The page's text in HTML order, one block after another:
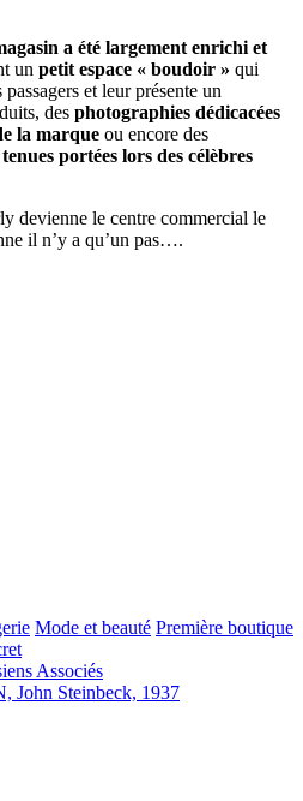
a été largement enrichi et
un petit espace « boudoir » qui
et leur présente un
des photographies dédicacées
la marque ou encore des
portées lors des célèbres
devienne le centre commercial le
il n’y a qu’un pas….
Mode et beauté Première boutique
Associés
Steinbeck, 1937